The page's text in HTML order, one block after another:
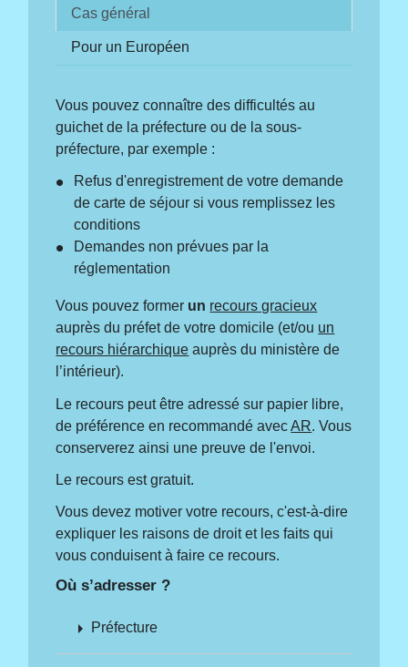
Cas général
Pour un Européen
Vous pouvez connaître des difficultés au
guichet de la préfecture ou de la sous-
préfecture, par exemple :
Refus d'enregistrement de votre demande
de carte de séjour si vous remplissez les
conditions
Demandes non prévues par la
réglementation
Vous pouvez former un recours gracieux
auprès du préfet de votre domicile (et/ou un
recours hiérarchique auprès du ministère de
l’intérieur).
Le recours peut être adressé sur papier libre,
de préférence en recommandé avecAR. Vous
conserverez ainsi une preuve de l'envoi.
Le recours est gratuit.
Vous devez motiver votre recours, c'est-à-dire
expliquer les raisons de droit et les faits qui
vous conduisent à faire ce recours.
Où s’adresser ?
arrow_right Préfecture